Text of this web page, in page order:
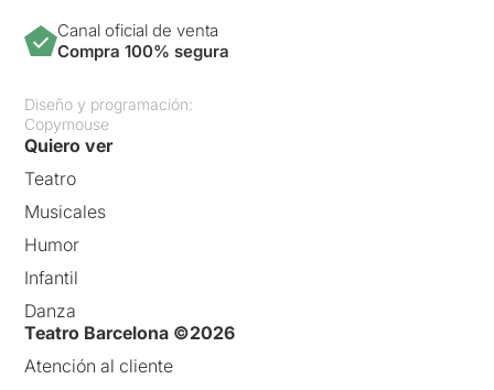
Canal oficial de venta
Compra 100% segura
Diseño y programación:
Copymouse
Quiero ver
Teatro
Musicales
Humor
Infantil
Danza
Teatro Barcelona ©2026
Atención al cliente